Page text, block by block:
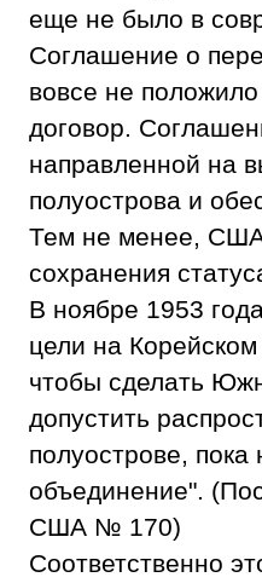
еще не было в
Соглашение о
вовсе не
договор.
направленной на
полуострова и
Тем не менее, США
сохранения
В ноябре 1953
цели на
чтобы сделать
допустить
полуострове, пока
объединение".
США № 170)
Соответственно